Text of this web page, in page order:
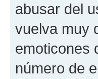
abusar del
vuelva muy
emoticones
número de